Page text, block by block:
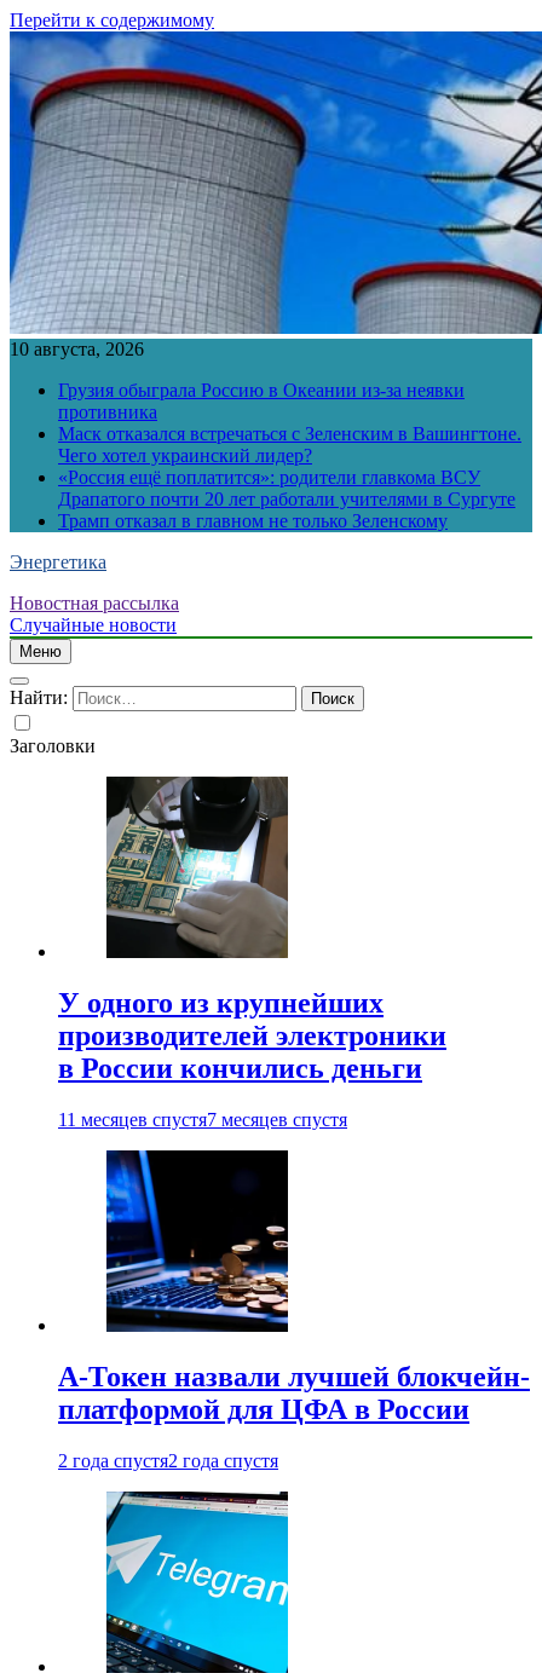
Перейти к содержимому
10 августа, 2026
Грузия обыграла Россию в Океании из-за неявки
противника
Маск отказался встречаться с Зеленским в Вашингтоне.
Чего хотел украинский лидер?
«Россия ещё поплатится»: родители главкома ВСУ
Драпатого почти 20 лет работали учителями в Сургуте
Трамп отказал в главном не только Зеленскому
Энергетика
Новостная рассылка
Случайные новости
Меню
Найти:
Заголовки
У одного из крупнейших
производителей электроники
в России кончились деньги
11 месяцев спустя7 месяцев спустя
А-Токен назвали лучшей блокчейн-
платформой для ЦФА в России
2 года спустя2 года спустя